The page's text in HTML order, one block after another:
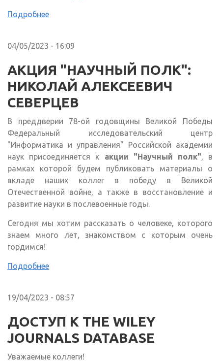
Подробнее
04/05/2023 - 16:09
АКЦИЯ "НАУЧНЫЙ ПОЛК":
НИКОЛАЙ АЛЕКСЕЕВИЧ
СЕВЕРЦЕВ
В преддверии 78-ой годовщины Великой Победы
Федеральный исследовательский центр
"Информатика и управления" Российской академии
наук присоединяется к акции "Научный полк", в
рамках которой будем публиковать материалы о
вкладе наших коллег в победу в Великой
Отечественной войне, а также в восстановление и
развитие науки в послевоенные годы.
Сегодня мы хотим рассказать о человеке, которого
знаем много лет, знакомством с которым очень
гордимся!
Подробнее
19/04/2023 - 08:57
ДОСТУП К THE WILEY
JOURNALS DATABASE
Уважаемые коллеги!